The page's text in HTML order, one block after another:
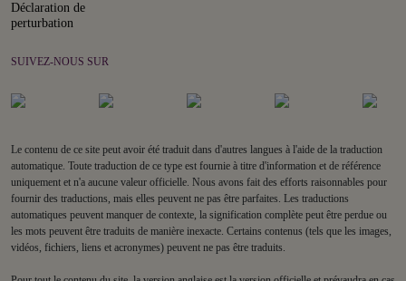
Déclaration de
perturbation
SUIVEZ-NOUS SUR
Le contenu de ce site peut avoir été traduit dans d'autres langues à l'aide de la traduction
automatique. Toute traduction de ce type est fournie à titre d'information et de référence
uniquement et n'a aucune valeur officielle. Nous avons fait des efforts raisonnables pour
fournir des traductions, mais elles peuvent ne pas être parfaites. Les traductions
automatiques peuvent manquer de contexte, la signification complète peut être perdue ou
les mots peuvent être traduits de manière inexacte. Certains contenus (tels que les images,
vidéos, fichiers, liens et acronymes) peuvent ne pas être traduits.